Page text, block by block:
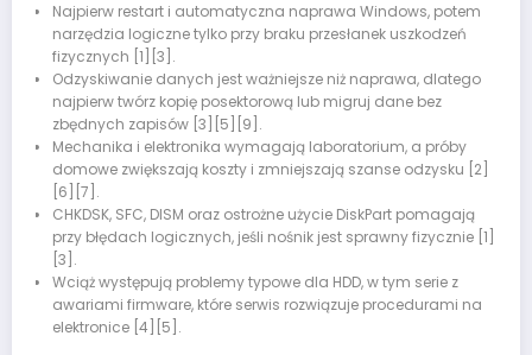
Najpierw restart i automatyczna naprawa Windows, potem
narzędzia logiczne tylko przy braku przesłanek uszkodzeń
fizycznych [1][3].
Odzyskiwanie danych jest ważniejsze niż naprawa, dlatego
najpierw twórz kopię posektorową lub migruj dane bez
zbędnych zapisów [3][5][9].
Mechanika i elektronika wymagają laboratorium, a próby
domowe zwiększają koszty i zmniejszają szanse odzysku [2]
[6][7].
CHKDSK, SFC, DISM oraz ostrożne użycie DiskPart pomagają
przy błędach logicznych, jeśli nośnik jest sprawny fizycznie [1]
[3].
Wciąż występują problemy typowe dla HDD, w tym serie z
awariami firmware, które serwis rozwiązuje procedurami na
elektronice [4][5].